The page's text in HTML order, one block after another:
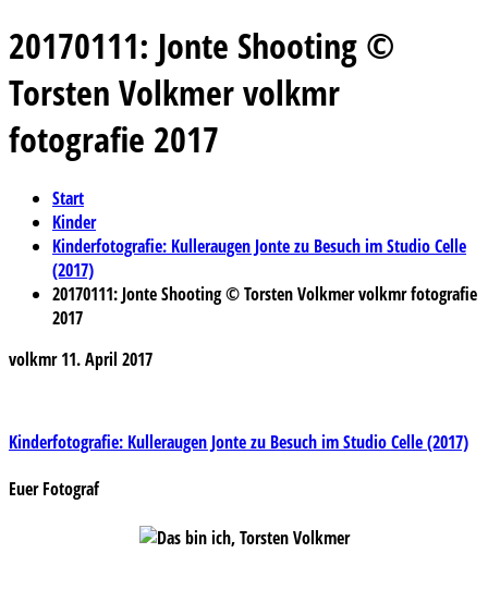
20170111: Jonte Shooting ©
Torsten Volkmer volkmr
fotografie 2017
Start
Kinder
Kinderfotografie: Kulleraugen Jonte zu Besuch im Studio Celle
(2017)
20170111: Jonte Shooting © Torsten Volkmer volkmr fotografie
2017
volkmr 11. April 2017
Beitragsnavigation
Kinderfotografie: Kulleraugen Jonte zu Besuch im Studio Celle (2017)
Euer Fotograf